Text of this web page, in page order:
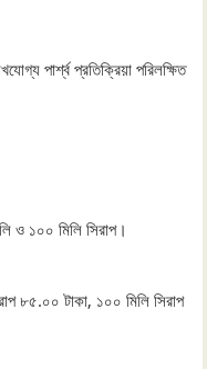
পার্শ্ব প্রতিক্রিয়া পরিলক্ষিত
ও ১০০ মিলি সিরাপ।
৮৫.০০ টাকা, ১০০ মিলি সিরাপ